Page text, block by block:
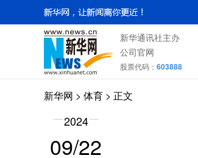
新华通讯社主办
公司官网
股票代码： 603888
新华网 > 体育 > 正文
2024
09/22